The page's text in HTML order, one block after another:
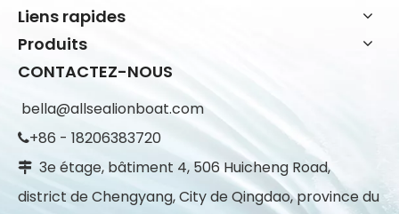
Liens rapides
Produits
CONTACTEZ-NOUS
bella@allsealionboat.com
+86 - 18206383720
 3e étage, bâtiment 4, 506 Huicheng Road,
district de Chengyang, City de Qingdao, province du